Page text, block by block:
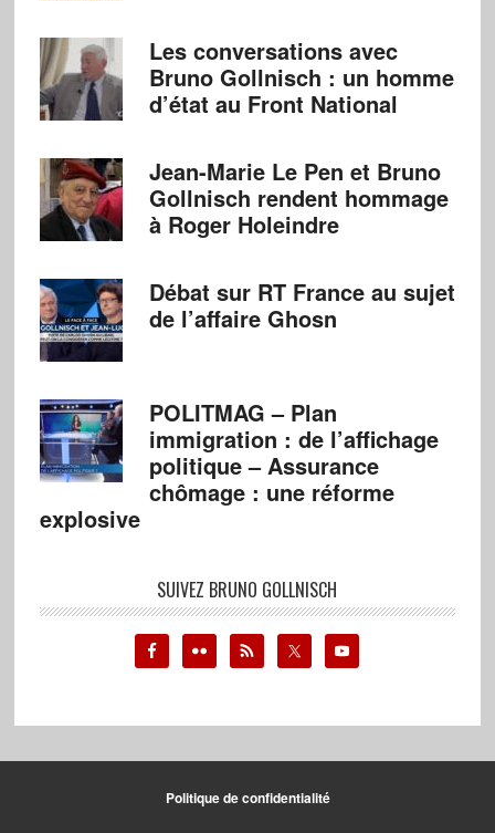
Les conversations avec
Bruno Gollnisch : un homme
d’état au Front National
Jean-Marie Le Pen et Bruno
Gollnisch rendent hommage
à Roger Holeindre
Débat sur RT France au sujet
de l’affaire Ghosn
POLITMAG – Plan
immigration : de l’affichage
politique – Assurance
chômage : une réforme
explosive
SUIVEZ BRUNO GOLLNISCH
Politique de confidentialité